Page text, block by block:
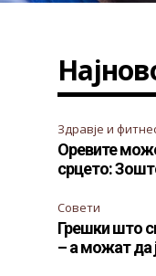
Здравје и
Оревите
срцето:
Совети
Грешки што
– а можат да